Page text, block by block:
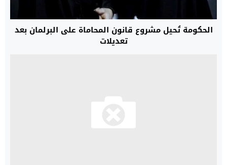
الحكومة تُحيل مشروع قانون المحاماة على البرلمان بعد
تعديلات